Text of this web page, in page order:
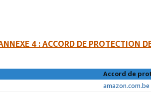
4 : ACCORD DE PROTECTION
Accord de